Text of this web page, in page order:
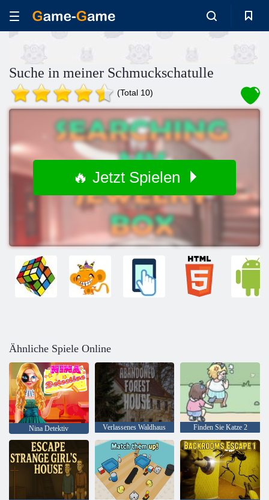
Suche in meiner Schmuckschatulle
(Total 10)
🔥 Jetzt Spielen
Ähnliche Spiele Online
Nina Detektiv Verlassenes Waldhaus Finden Sie Katze 2